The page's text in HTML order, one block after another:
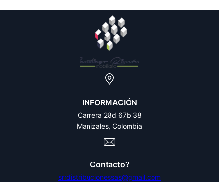
INFORMACIÓN
Carrera 28d 67b 38
Manizales, Colombia
Contacto?
srrdistribucionessas@gmail.com